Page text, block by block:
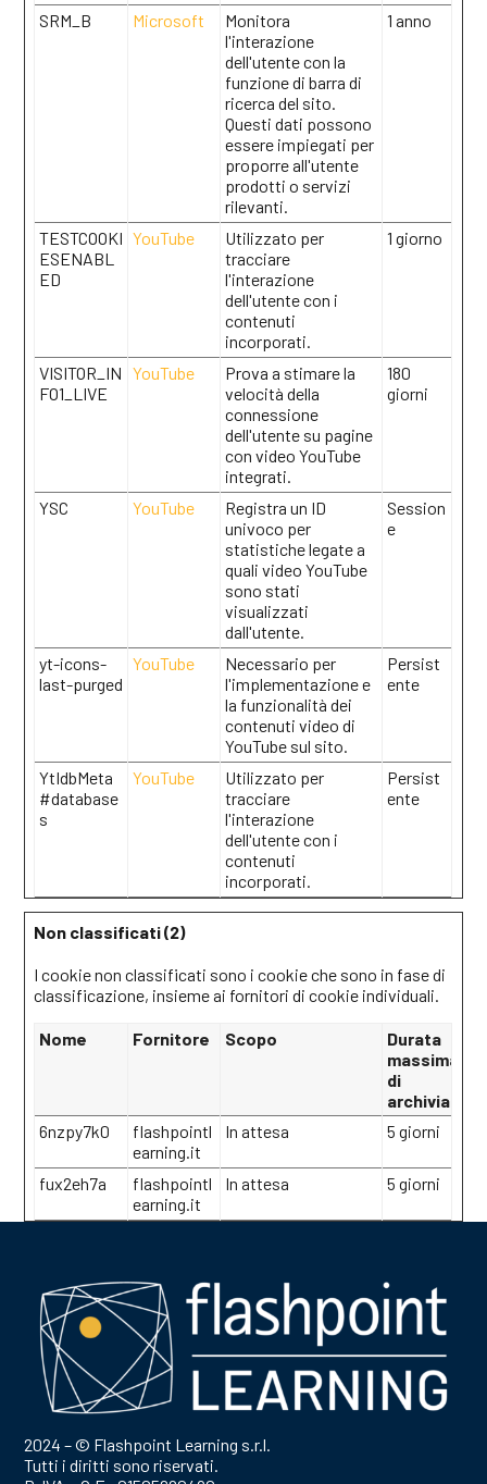
SRM_B Microsoft
Monitora
l'interazione
dell'utente con la
funzione di barra di
ricerca del sito.
Questi dati possono
essere impiegati per
proporre all'utente
prodotti o servizi
rilevanti.
1 anno
TESTCOOKI
ESENABL
ED
YouTube
Utilizzato per
tracciare
l'interazione
dell'utente con i
contenuti
incorporati.
1 giorno
VISITOR_IN
FO1_LIVE
YouTube
Prova a stimare la
velocità della
connessione
dell'utente su pagine
con video YouTube
integrati.
180
giorni
YSC YouTube
Registra un ID
univoco per
statistiche legate a
quali video YouTube
sono stati
visualizzati
dall'utente.
Session
e
yt-icons-
last-purged
YouTube
Necessario per
l'implementazione e
la funzionalità dei
contenuti video di
YouTube sul sito.
Persist
ente
YtIdbMeta
#database
s
YouTube
Utilizzato per
tracciare
l'interazione
dell'utente con i
contenuti
incorporati.
Persist
ente
Non classificati (2)
I cookie non classificati sono i cookie che sono in fase di
classificazione, insieme ai fornitori di cookie individuali.
Nome Fornitore Scopo
Durata
massima
di
6nzpy7k0
flashpointl
earning.it
In attesa 5 giorni
fux2eh7a
flashpointl
earning.it
In attesa 5 giorni
2024 – © Flashpoint Learning s.r.l.
Tutti i diritti sono riservati.